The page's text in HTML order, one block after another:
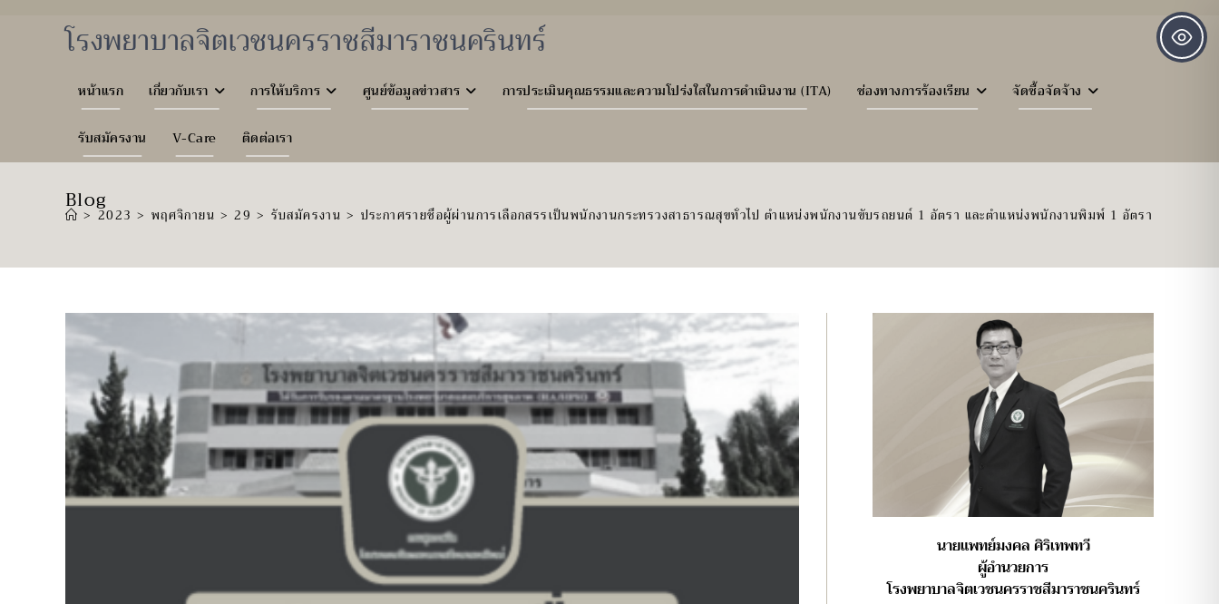
โรงพยาบาลจิตเวชนครราชสีมาราชนครินทร์
หน้าแรก เกี่ยวกับเรา การให้บริการ ศูนย์ข้อมูลข่าวสาร การประเมินคุณธรรมและความโปร่งใสในการดำเนินงาน (ITA) ช่องทางการร้องเรียน จัดซื้อจัดจ้าง
รับสมัครงาน V-Care ติดต่อเรา
Blog
> 2023 > พฤศจิกายน > 29 > รับสมัครงาน > ประกาศรายชื่อผู้ผ่านการเลือกสรรเป็นพนักงานกระทรวงสาธารณสุขทั่วไป ตำแหน่งพนักงานขับรถยนต์ 1 อัตรา และตำแหน่งพนักงานพิมพ์ 1 อัตรา
นายแพทย์มงคล ศิริเทพทวี
ผู้อำนวยการ
โรงพยาบาลจิตเวชนครราชสีมาราชนครินทร์